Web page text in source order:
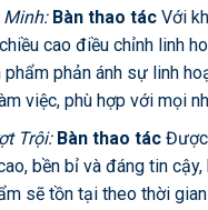
Minh: Bàn thao tác Với
cao điều chỉnh linh
phản ánh sự linh
việc, phù hợp với mọi
Trội: Bàn thao tác
bền bỉ và đáng tin
sẽ tồn tại theo thời